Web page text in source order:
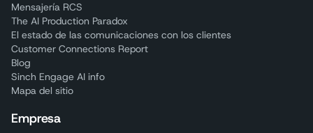
Mensajería RCS
The AI Production Paradox
El estado de las comunicaciones con los clientes
Customer Connections Report
Blog
Sinch Engage AI info
Mapa del sitio
Empresa